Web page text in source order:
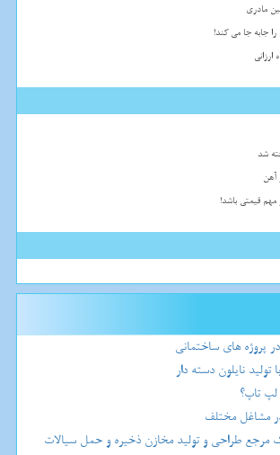
مادری
جابه جا می کند!
شد
آهن
مهم قیمتی باشد!
پروژه های ساختمانی
تولید نایلون دسته دار
تاپ؟
در مشاغل مختلف
مرجع طراحی و تولید مخازن ذخیره و حمل سیالات